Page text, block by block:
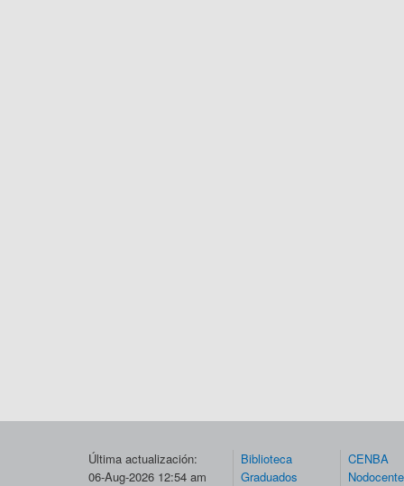
Última actualización:
06-Aug-2026 12:54 am
Biblioteca
Graduados
CENBA